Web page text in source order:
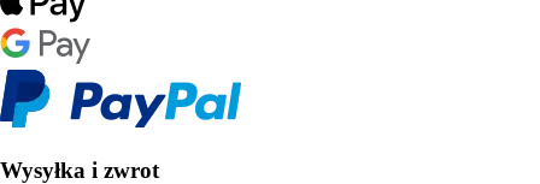
Wysyłka i zwrot